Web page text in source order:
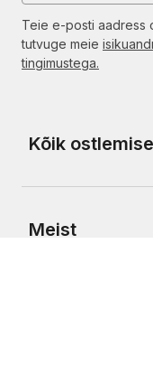
Teie e-posti aadress
tutvuge meie
tingimustega.
Kõik
Meist